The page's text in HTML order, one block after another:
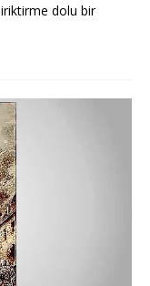
dolu bir